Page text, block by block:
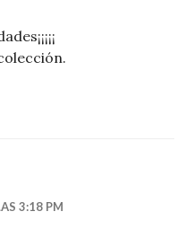
3:18 PM